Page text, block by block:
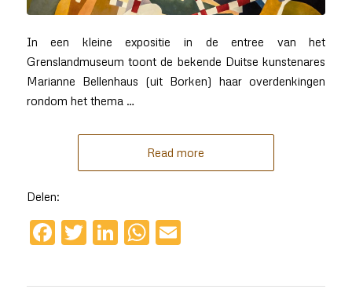
In een kleine expositie in de entree van het
Grenslandmuseum toont de bekende Duitse kunstenares
Marianne Bellenhaus (uit Borken) haar overdenkingen
rondom het thema …
Read more
Delen:
Facebook
Twitter
LinkedIn
WhatsApp
Email